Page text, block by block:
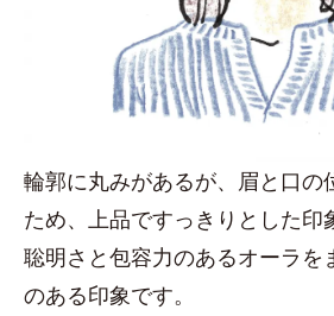
輪郭に丸みがあるが、眉と口の
ため、上品ですっきりとした印
聡明さと包容力のあるオーラを
のある印象です。